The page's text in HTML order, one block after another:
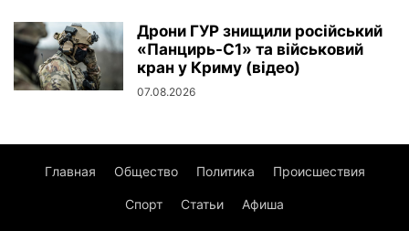
Дрони ГУР знищили російський
«Панцирь-С1» та військовий
кран у Криму (відео)
07.08.2026
Главная Общество Политика Происшествия
Спорт Статьи Афиша